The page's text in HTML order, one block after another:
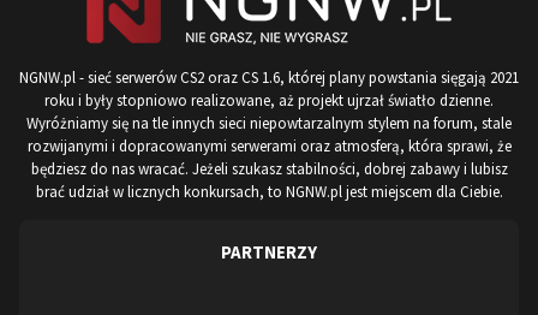
NGNW.pl - sieć serwerów CS2 oraz CS 1.6, której plany powstania sięgają 2021
roku i były stopniowo realizowane, aż projekt ujrzał światło dzienne.
Wyróżniamy się na tle innych sieci niepowtarzalnym stylem na forum, stale
rozwijanymi i dopracowanymi serwerami oraz atmosferą, która sprawi, że
będziesz do nas wracać. Jeżeli szukasz stabilności, dobrej zabawy i lubisz
brać udział w licznych konkursach, to NGNW.pl jest miejscem dla Ciebie.
PARTNERZY